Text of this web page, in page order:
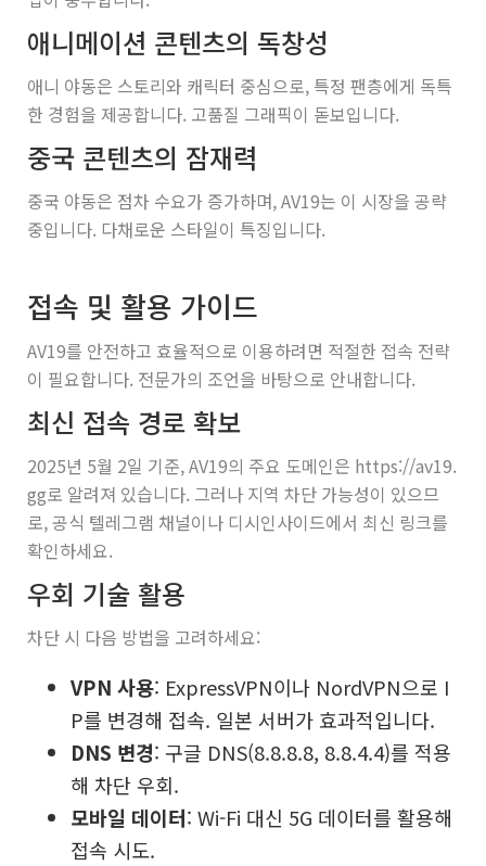
애니메이션 콘텐츠의 독창성
애니 야동은 스토리와 캐릭터 중심으로, 특정 팬층에게 독특
한 경험을 제공합니다. 고품질 그래픽이 돋보입니다.
중국 콘텐츠의 잠재력
중국 야동은 점차 수요가 증가하며, AV19는 이 시장을 공략
중입니다. 다채로운 스타일이 특징입니다.
접속 및 활용 가이드
AV19를 안전하고 효율적으로 이용하려면 적절한 접속 전략
이 필요합니다. 전문가의 조언을 바탕으로 안내합니다.
최신 접속 경로 확보
2025년 5월 2일 기준, AV19의 주요 도메인은 https://av19.
gg로 알려져 있습니다. 그러나 지역 차단 가능성이 있으므
로, 공식 텔레그램 채널이나 디시인사이드에서 최신 링크를
확인하세요.
우회 기술 활용
차단 시 다음 방법을 고려하세요:
VPN 사용: ExpressVPN이나 NordVPN으로 I
P를 변경해 접속. 일본 서버가 효과적입니다.
DNS 변경: 구글 DNS(8.8.8.8, 8.8.4.4)를 적용
해 차단 우회.
모바일 데이터: Wi-Fi 대신 5G 데이터를 활용해
접속 시도.